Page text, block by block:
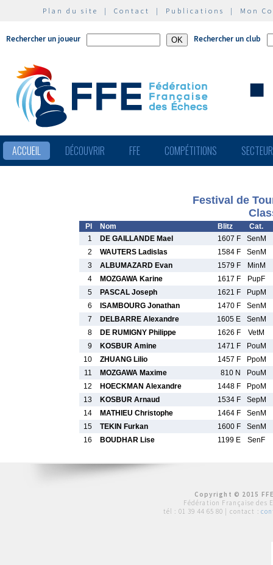
Plan du site | Contact | Publications | Mon
Rechercher un joueur Rechercher un club
ACCUEIL DÉCOUVRIR FFE COMPÉTITIONS
Festival de
Pl Nom Blitz
Cat.
1
DE GAILLANDE Mael 1607 F
SenM
2
WAUTERS Ladislas 1584 F
SenM
3
ALBUMAZARD Evan 1579 F
MinM
4
MOZGAWA Karine 1617 F
PupF
5
PASCAL Joseph 1621 F
PupM
6
ISAMBOURG Jonathan 1470 F
SenM
7
DELBARRE Alexandre 1605 E
SenM
8
DE RUMIGNY Philippe 1626 F
VetM
9
KOSBUR Amine 1471 F
PouM
10
ZHUANG Lilio 1457 F
PpoM
11
MOZGAWA Maxime 810 N
PouM
12
HOECKMAN Alexandre 1448 F
PpoM
13
KOSBUR Arnaud 1534 F
SepM
14
MATHIEU Christophe 1464 F
SenM
15
TEKIN Furkan 1600 F
SenM
16
BOUDHAR Lise 1199 E SenF
Copyright © 2015
Fédération Française des
tél : 01 39 44 65 80 | contact :